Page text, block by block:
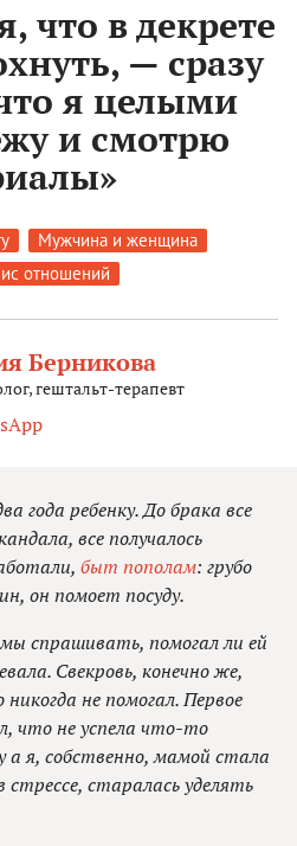
что в декрете
— сразу
я целыми
и смотрю
Мужчина и женщина
отношений
Берникова
гештальт-терапевт
года ребенку. До брака все
все получалось
быт пополам: грубо
он помоет посуду.
спрашивать, помогал ли ей
Свекровь, конечно же,
не помогал. Первое
что не успела что-то
а я, собственно, мамой стала
старалась уделять